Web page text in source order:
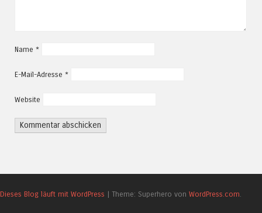
Name *
E-Mail-Adresse *
Website
Dieses Blog läuft mit WordPress | Theme: Superhero von WordPress.com